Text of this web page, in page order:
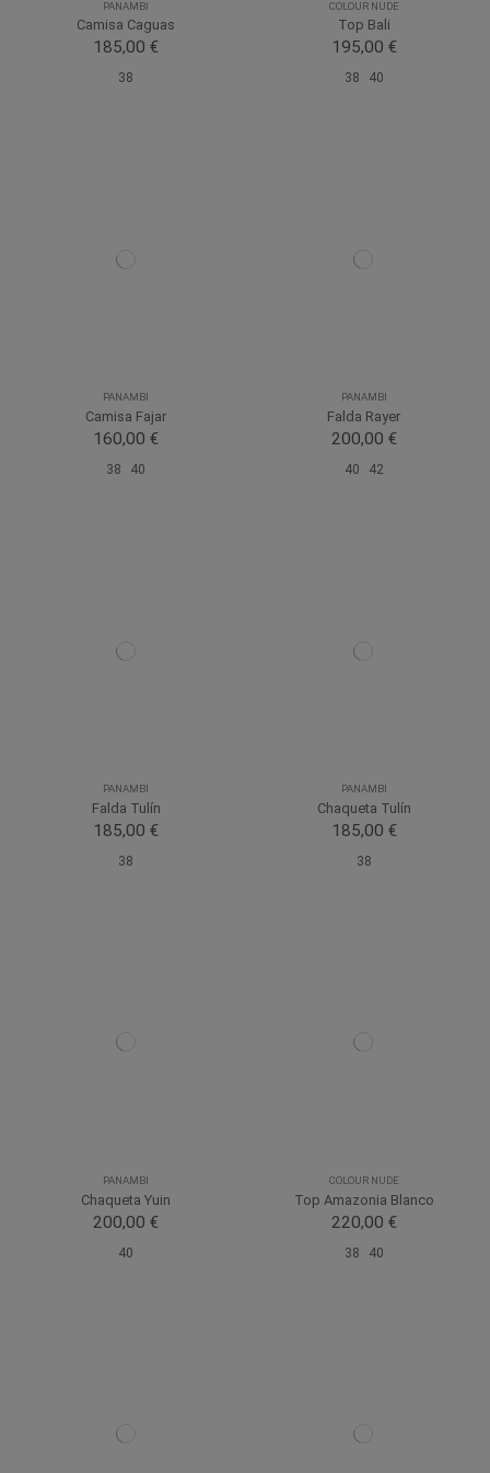
PANAMBI
Camisa Caguas
185,00 €
38
COLOUR NUDE
Top Bali
195,00 €
38 40
PANAMBI
Camisa Fajar
160,00 €
38 40
PANAMBI
Falda Rayer
200,00 €
40 42
PANAMBI
Falda Tulín
185,00 €
38
PANAMBI
Chaqueta Tulín
185,00 €
38
PANAMBI
Chaqueta Yuin
200,00 €
40
COLOUR NUDE
Top Amazonia Blanco
220,00 €
38 40